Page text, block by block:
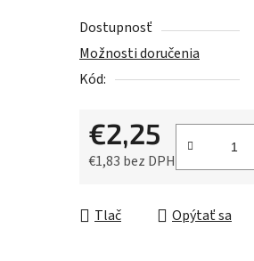
0,0
z
5
Dostupnosť
Možnosti doručenia
Kód:
€2,25
€1,83 bez DPH
Tlač Opýtať sa